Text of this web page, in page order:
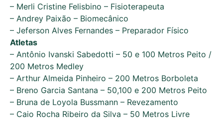
– Merli Cristine Felisbino – Fisioterapeuta
– Andrey Paixão – Biomecânico
– Jeferson Alves Fernandes – Preparador Físico
Atletas
– Antônio Ivanski Sabedotti – 50 e 100 Metros Peito /
200 Metros Medley
– Arthur Almeida Pinheiro – 200 Metros Borboleta
– Breno Garcia Santana – 50,100 e 200 Metros Peito
– Bruna de Loyola Bussmann – Revezamento
– Caio Rocha Ribeiro da Silva – 50 Metros Livre